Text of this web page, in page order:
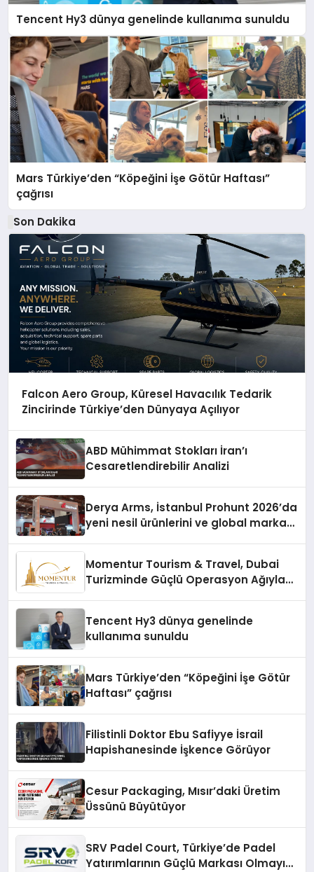
Tencent Hy3 dünya genelinde kullanıma sunuldu
Mars Türkiye’den “Köpeğini İşe Götür Haftası”
çağrısı
Son Dakika
Falcon Aero Group, Küresel Havacılık Tedarik
Zincirinde Türkiye’den Dünyaya Açılıyor
ABD Mühimmat Stokları İran’ı
Cesaretlendirebilir Analizi
Derya Arms, İstanbul Prohunt 2026’da
yeni nesil ürünlerini ve global marka
Momentur Tourism & Travel, Dubai
Turizminde Güçlü Operasyon Ağıyla
Tencent Hy3 dünya genelinde
kullanıma sunuldu
Mars Türkiye’den “Köpeğini İşe Götür
Haftası” çağrısı
Filistinli Doktor Ebu Safiyye İsrail
Hapishanesinde İşkence Görüyor
Cesur Packaging, Mısır’daki Üretim
Üssünü Büyütüyor
SRV Padel Court, Türkiye’de Padel
Yatırımlarının Güçlü Markası Olmayı